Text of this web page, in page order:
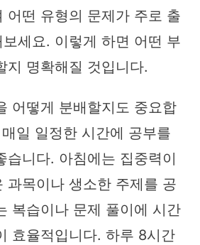
어떤 유형의 문제가 주로 출
세요. 이렇게 하면 어떤 부
지 명확해질 것입니다.
어떻게 분배할지도 중요합
일 일정한 시간에 공부를
습니다. 아침에는 집중력이
과목이나 생소한 주제를 공
복습이나 문제 풀이에 시간
효율적입니다. 하루 8시간